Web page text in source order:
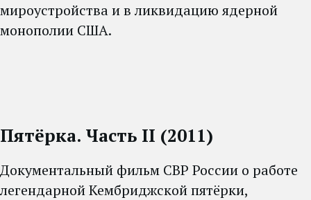
мироустройства и в ликвидацию ядерной
монополии США.
Пятёрка. Часть II (2011)
Документальный фильм СВР России о работе
легендарной Кембриджской пятёрки,